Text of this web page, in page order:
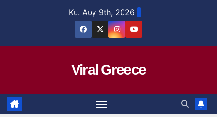
Κυ. Αυγ 9th, 2026
Viral Greece